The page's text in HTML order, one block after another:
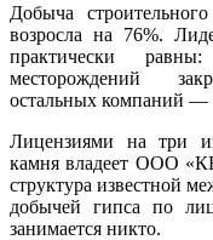
Добыча
возросла на 76%.
практически
месторождений
остальных компаний —
Лицензиями на три
камня владеет ООО
структура известной
добычей гипса по
занимается никто.